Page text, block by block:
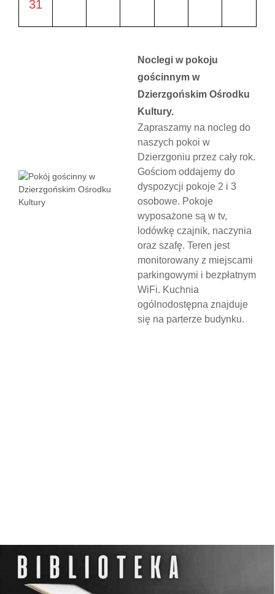
31
Noclegi w pokoju
gościnnym w
Dzierzgońskim Ośrodku
Kultury.
Zapraszamy na nocleg do
naszych pokoi w
Dzierzgoniu przez cały rok.
Gościom oddajemy do
dyspozycji pokoje 2 i 3
osobowe. Pokoje
wyposażone są w tv,
lodówkę czajnik, naczynia
oraz szafę. Teren jest
monitorowany z miejscami
parkingowymi i bezpłatnym
WiFi. Kuchnia
ogólnodostępna znajduje
się na parterze budynku.